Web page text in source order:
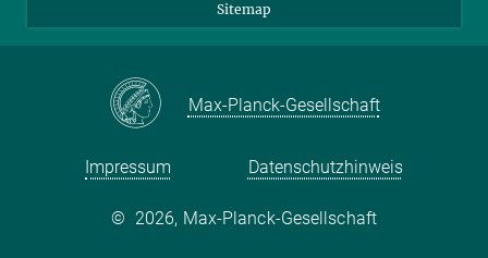
Sitemap
Max-Planck-Gesellschaft
Impressum Datenschutzhinweis
© 2026, Max-Planck-Gesellschaft